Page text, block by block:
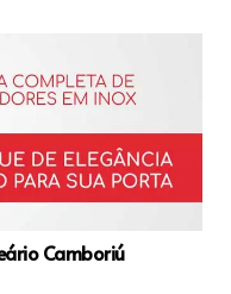
Camboriú